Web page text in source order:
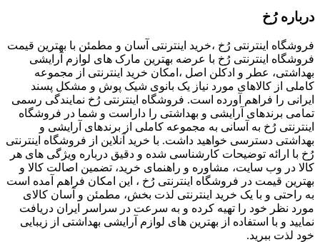
درباره رُخ
فروشگاه اینترنتی رُخ ،خرید اینترنتی آسان و مطمئن با بهترین قیمت
فروشگاه اینترنتی رُخ با عرضه بهترین مارک های لوازم آرایشی
بهداشتی، عطر و ادکلن اصل ،امکان خرید اینترنتی از مجموعه
کاملی از کالاهای مورد نیاز یک بانوی شیک پوش و مشکل پسند
ایرانی را فراهم آورده است. فروشگاه اینترنتی رُخ نمایندگی رسمی
تمامی برندهای آرایشی و بهداشتی را داراست و شما در فروشگاه
اینترنتی رُخ به آسانی به مجموعه کاملی از برندهای آرایشی و
بهداشتی دسترسی خواهید داشت. با خرید آنلاین از فروشگاه اینترنتی
رُخ با ارائه توضیحات کارشناسی شده و دقیق درباره ویژگی های هر
کالا در وب سایت، مشاوره و راهنمای خرید، تضمین اصالت کالا و
بهترین قیمت در فروشگاه اینترنتی رُخ ، این امکان فراهم آمده است
به راحتی و با یک خرید اینترنتی لذت بخش، مطمئن و آسان کالای
مورد نظر خود را تهیه کرده و به سرعت در سراسر ایران دریافت
نمایید و با استفاده از بهترین های لوازم آرایشی بهداشتی از زیبایی
خود لذت ببرید.